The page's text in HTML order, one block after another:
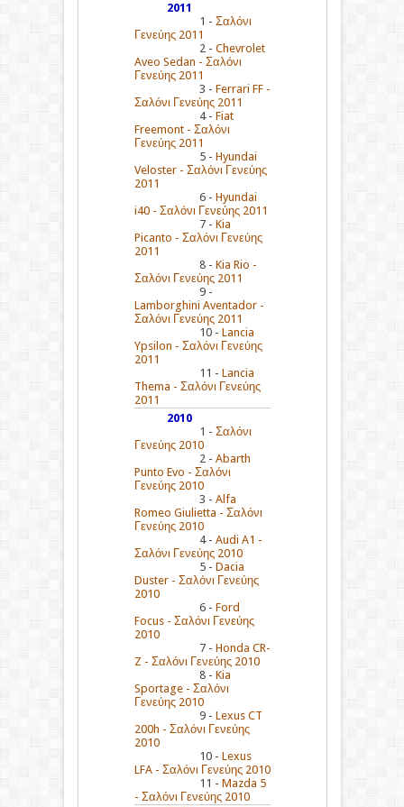
2011
1 - Σαλόνι
Γενεύης 2011
2 - Chevrolet
Aveo Sedan - Σαλόνι
Γενεύης 2011
3 - Ferrari FF -
Σαλόνι Γενεύης 2011
4 - Fiat
Freemont - Σαλόνι
Γενεύης 2011
5 - Hyundai
Veloster - Σαλόνι Γενεύης
2011
6 - Hyundai
i40 - Σαλόνι Γενεύης 2011
7 - Kia
Picanto - Σαλόνι Γενεύης
2011
8 - Kia Rio -
Σαλόνι Γενεύης 2011
9 -
Lamborghini Aventador -
Σαλόνι Γενεύης 2011
10 - Lancia
Ypsilon - Σαλόνι Γενεύης
2011
11 - Lancia
Thema - Σαλόνι Γενεύης
2011
2010
1 - Σαλόνι
Γενεύης 2010
2 - Abarth
Punto Evo - Σαλόνι
Γενεύης 2010
3 - Alfa
Romeo Giulietta - Σαλόνι
Γενεύης 2010
4 - Audi A1 -
Σαλόνι Γενεύης 2010
5 - Dacia
Duster - Σαλόνι Γενεύης
2010
6 - Ford
Focus - Σαλόνι Γενεύης
2010
7 - Honda CR-
Z - Σαλόνι Γενεύης 2010
8 - Kia
Sportage - Σαλόνι
Γενεύης 2010
9 - Lexus CT
200h - Σαλόνι Γενεύης
2010
10 - Lexus
LFA - Σαλόνι Γενεύης 2010
11 - Mazda 5
- Σαλόνι Γενεύης 2010